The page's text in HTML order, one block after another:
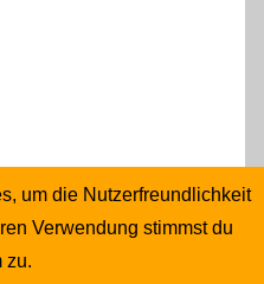
um die Nutzerfreundlichkeit
Verwendung stimmst du
zu.